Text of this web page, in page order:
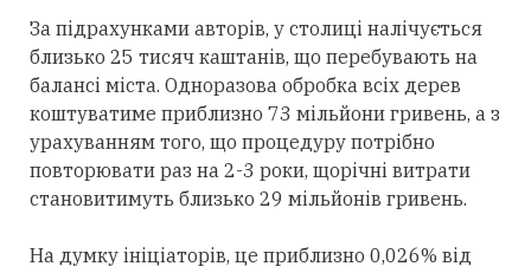
За підрахунками авторів, у столиці налічується
близько 25 тисяч каштанів, що перебувають на
балансі міста. Одноразова обробка всіх дерев
коштуватиме приблизно 73 мільйони гривень, а з
урахуванням того, що процедуру потрібно
повторювати раз на 2-3 роки, щорічні витрати
становитимуть близько 29 мільйонів гривень.
На думку ініціаторів, це приблизно 0,026% від